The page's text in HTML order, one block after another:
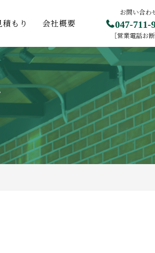
もり 会社概要
お問い合わ
047-711-
［営業電話お断